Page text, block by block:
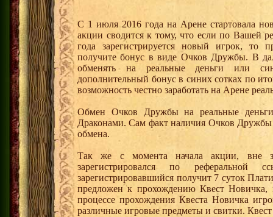
С 1 июля 2016 года на Арене стартовала
акции сводится к тому, что если по Вашей
года зарегистрируется новый игрок,
получите бонус в виде Очков Дружбы. В
обменять на реальные деньги или
дополнительный бонус в синих сотках по
возможность честно заработать на Арене
Обмен Очков Дружбы на реальные деньги
Драконами. Сам факт наличия Очков Дружбы
обмена.
Так же с момента начала акции, вне
зарегистрировался по
зарегистрировавшийся получит 7 суток
предложен к прохождению Квест
процессе прохождения Квеста Новичка
различные игровые предметы и свитки.